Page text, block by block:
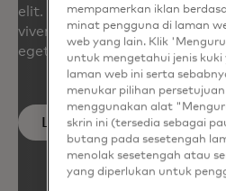
elit. Quisque tellus turpis,
viverra iaculis risus. Nullam
eget ornare massa.
Learn more
mempamerkan iklan
minat pengguna di laman
web yang lain. Klik
untuk mengetahui jenis
laman web ini serta
menukar pilihan
menggunakan alat
skrin ini (tersedia sebagai
butang pada sesetengah
menolak sesetengah atau
yang diperlukan untuk